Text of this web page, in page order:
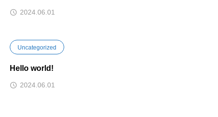
2024.06.01
Uncategorized
Hello world!
2024.06.01